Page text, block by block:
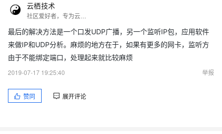
云栖技术
最后的解决方法是一个口发UDP广播，另一个监听IP包，应用软件
来做IP和UDP分析。麻烦的地方在于，如果有更多的网卡，监听方
由于不能绑定端口，处理起来就比较麻烦
2019-07-17 19:25:40
举报
赞同 展开评论